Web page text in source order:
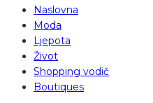
Naslovna
Moda
Ljepota
Život
Shopping vodič
Boutiques